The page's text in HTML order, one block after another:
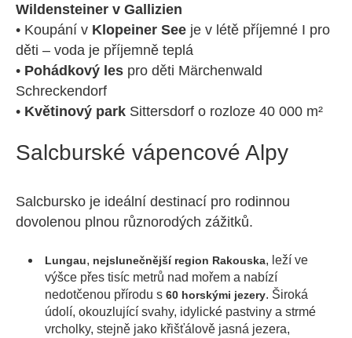
Wildensteiner v Gallizien
• Koupání v Klopeiner See je v létě příjemné I pro
děti – voda je příjemně teplá
• Pohádkový les pro děti Märchenwald
Schreckendorf
• Květinový park Sittersdorf o rozloze 40 000 m²
Salcburské vápencové Alpy
Salcbursko je ideální destinací pro rodinnou
dovolenou plnou různorodých zážitků.
Lungau, nejslunečnější region Rakouska, leží ve
výšce přes tisíc metrů nad mořem a nabízí
nedotčenou přírodu s 60 horskými jezery. Široká
údolí, okouzlující svahy, idylické pastviny a strmé
vrcholky, stejně jako křišťálově jasná jezera,